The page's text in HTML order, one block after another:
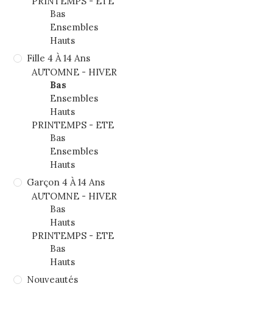
Bas
Ensembles
Hauts
Fille 4 À 14 Ans
AUTOMNE - HIVER
Bas
Ensembles
Hauts
PRINTEMPS - ETE
Bas
Ensembles
Hauts
Garçon 4 À 14 Ans
AUTOMNE - HIVER
Bas
Hauts
PRINTEMPS - ETE
Bas
Hauts
Nouveautés